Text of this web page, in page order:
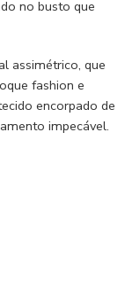
no busto que
assimétrico, que
fashion e
encorpado de
impecável.